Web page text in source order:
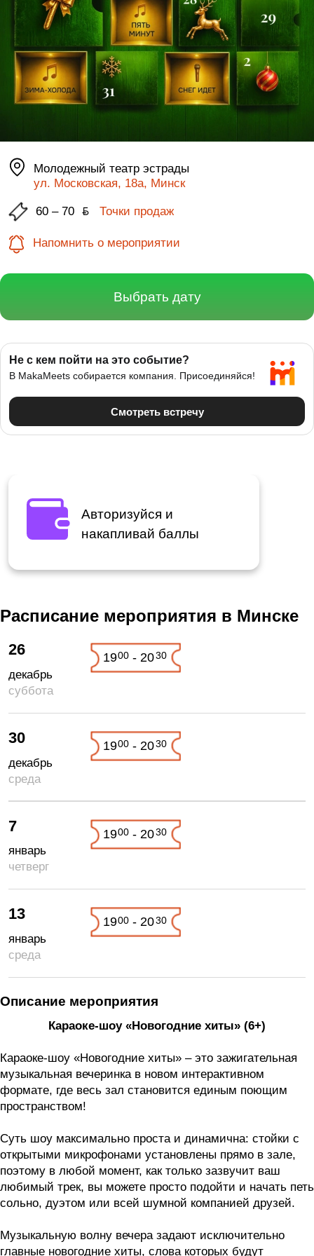
Молодежный театр эстрады
ул. Московская, 18а, Минск
60 – 70 ƃ Точки продаж
Напомнить о мероприятии
Выбрать дату
Авторизуйся и
накапливай баллы
Расписание мероприятия в Минске
26
декабрь
суббота
1900 - 2030
30
декабрь
среда
1900 - 2030
7
январь
четверг
1900 - 2030
13
январь
среда
1900 - 2030
Описание мероприятия
Караоке-шоу «Новогодние хиты» (6+)
Караоке-шоу «Новогодние хиты» – это зажигательная
музыкальная вечеринка в новом интерактивном
формате, где весь зал становится единым поющим
пространством!
Суть шоу максимально проста и динамична: стойки с
открытыми микрофонами установлены прямо в зале,
поэтому в любой момент, как только зазвучит ваш
любимый трек, вы можете просто подойти и начать петь
сольно, дуэтом или всей шумной компанией друзей.
Музыкальную волну вечера задают исключительно
главные новогодние хиты, слова которых будут